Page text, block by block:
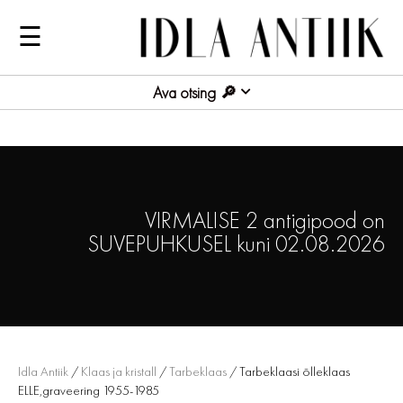
☰
Ava otsing
VIRMALISE 2 antigipood on
SUVEPUHKUSEL kuni 02.08.2026
Idla Antiik / Klaas ja kristall /Tarbeklaas / Tarbeklaasi õlleklaas
ELLE,graveering 1955-1985